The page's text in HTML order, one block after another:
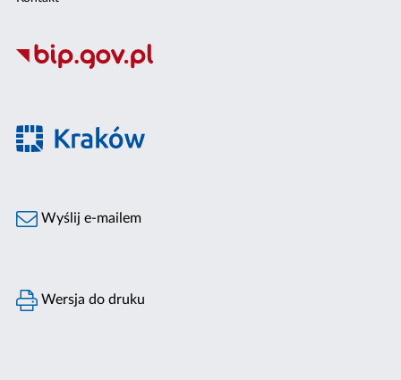
Wyślij e-mailem
Wersja do druku